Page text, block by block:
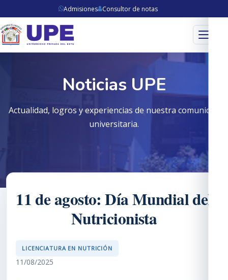
Admisiones Consultor de notas
Menú
Noticias UPE
Actualidad, logros y experiencias de nuestra comunidad
universitaria.
11 de agosto: Día Mundial del
Nutricionista
LICENCIATURA EN NUTRICIÓN
11/08/2025